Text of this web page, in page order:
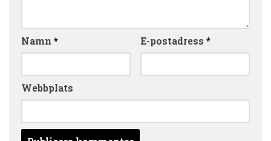
Namn * E-postadress *
Webbplats